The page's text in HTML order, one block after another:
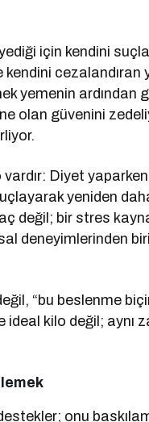
için kendini
cezalandıran
yemenin
olan güvenini
vardır: Diyet
yeniden
değil; bir stres
deneyimlerinden
“bu beslenme
kilo değil; aynı
onu